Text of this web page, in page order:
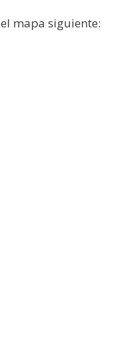
mapa siguiente: